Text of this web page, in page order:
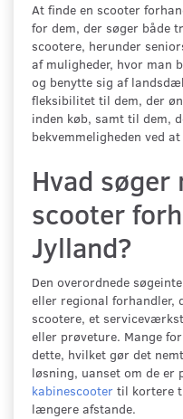
At finde en scooter
for dem, der søger både
scootere, herunder
af muligheder, hvor man
og benytte sig af
fleksibilitet til dem, der
inden køb, samt til dem,
bekvemmeligheden ved
Hvad søger
scooter
Jylland?
Den overordnede
eller regional forhandler,
scootere, et
eller prøveture. Mange
dette, hvilket gør det
løsning, uanset om de er
kabinescooter til kortere
længere afstande.